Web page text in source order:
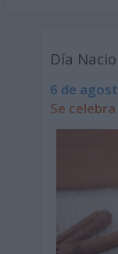
Día
6 de
Se